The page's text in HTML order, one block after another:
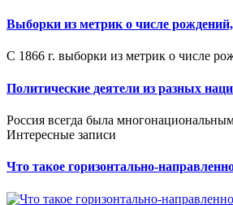
Выборки из метрик о числе
С 1866 г. выборки из метрик о числе
Политические деятели из разных
Россия всегда была
Интересные записи
Что такое горизонтально-